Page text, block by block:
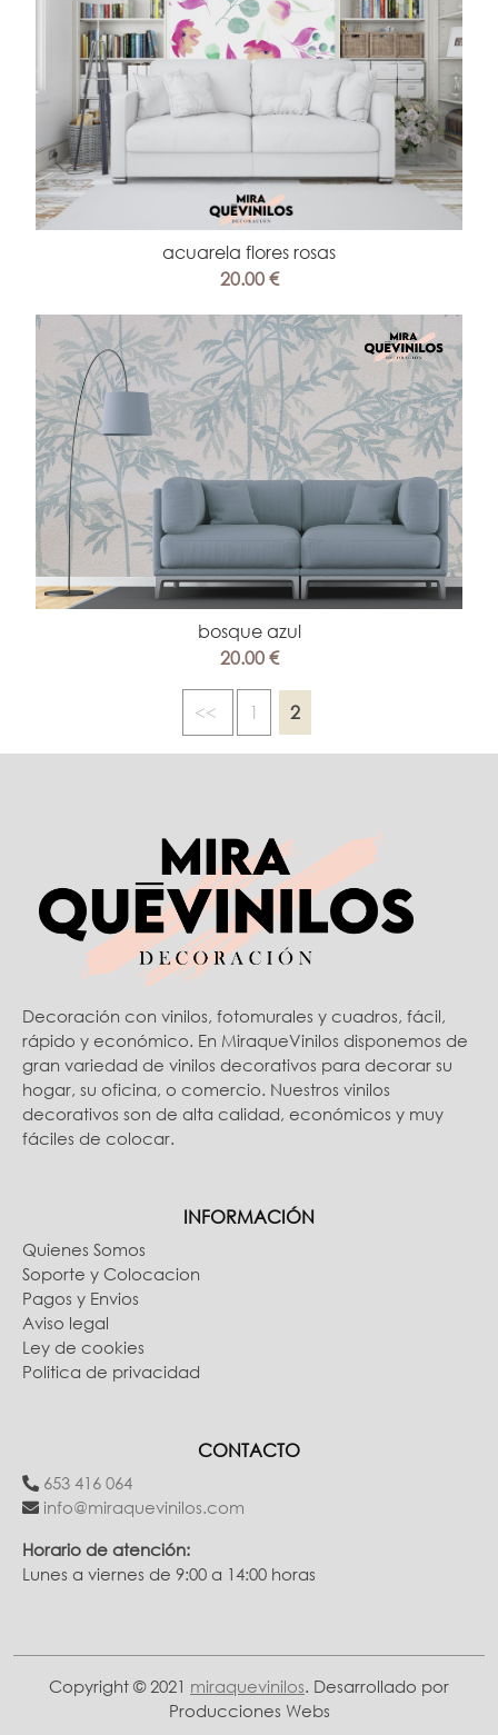
acuarela flores rosas
20.00 €
bosque azul
20.00 €
<< 1 2
Decoración con vinilos, fotomurales y cuadros, fácil,
rápido y económico. En MiraqueVinilos disponemos de
gran variedad de vinilos decorativos para decorar su
hogar, su oficina, o comercio. Nuestros vinilos
decorativos son de alta calidad, económicos y muy
fáciles de colocar.
INFORMACIÓN
Quienes Somos
Soporte y Colocacion
Pagos y Envios
Aviso legal
Ley de cookies
Politica de privacidad
CONTACTO
653 416 064
info@miraquevinilos.com
Horario de atención:
Lunes a viernes de 9:00 a 14:00 horas
Copyright © 2021 miraquevinilos. Desarrollado por
Producciones Webs